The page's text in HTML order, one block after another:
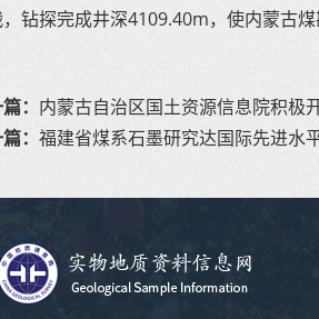
钻探完成井深4109.40m，使内蒙古
： 内蒙古自治区国土资源信息院积极
：福建省煤系石墨研究达国际先进水